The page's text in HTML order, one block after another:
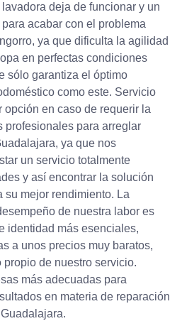
deja de funcionar y un
acabar con el problema
ya que dificulta la agilidad
en perfectas condiciones
sólo garantiza el óptimo
como este. Servicio
en caso de requerir la
profesionales para arreglar
ya que nos
un servicio totalmente
y así encontrar la solución
su mejor rendimiento. La
de nuestra labor es
identidad más esenciales,
a unos precios muy baratos,
de nuestro servicio.
más adecuadas para
en materia de reparación